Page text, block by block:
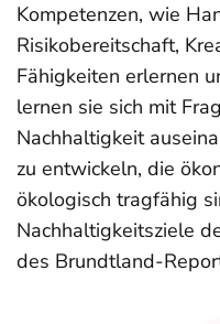
Kompetenzen, wie
Risikobereitschaft,
Fähigkeiten erlernen
lernen sie sich mit
Nachhaltigkeit
zu entwickeln, die
ökologisch tragfähig
Nachhaltigkeitsziele
des Brundtland-